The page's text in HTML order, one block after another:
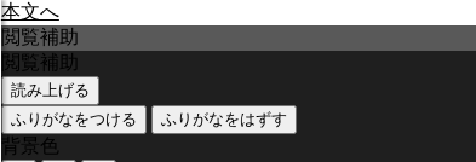
本文へ
閲覧補助
閲覧補助
読み上げる
ふりがなをつける
ふりがなをはずす
背景色